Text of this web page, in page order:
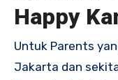
Happy
Untuk Parents
Jakarta dan